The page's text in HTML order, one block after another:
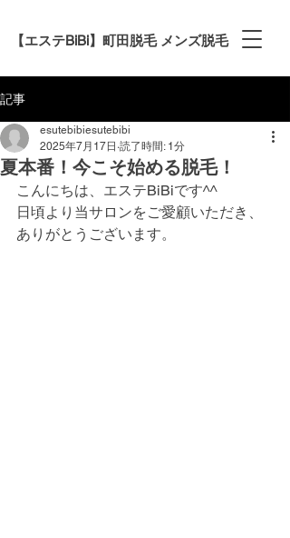
【エステBiBi】町田脱毛 メンズ脱毛
記事
夏本番！今こそ始める脱毛！
esutebibiesutebibi
2025年7月17日 読了時間: 1分
こんにちは、エステBiBiです^^
日頃より当サロンをご愛顧いただき、
ありがとうございます。